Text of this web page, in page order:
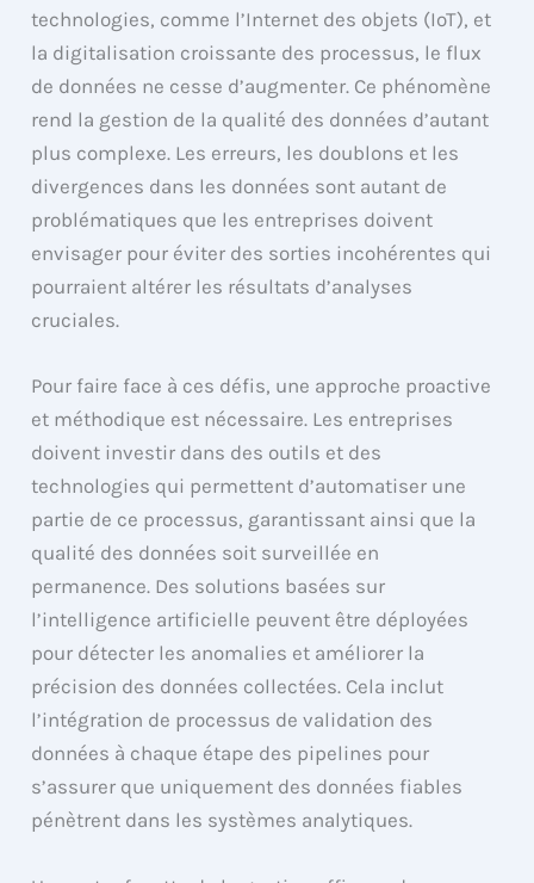
technologies, comme l’Internet des objets (IoT), et
la digitalisation croissante des processus, le flux
de données ne cesse d’augmenter. Ce phénomène
rend la gestion de la qualité des données d’autant
plus complexe. Les erreurs, les doublons et les
divergences dans les données sont autant de
problématiques que les entreprises doivent
envisager pour éviter des sorties incohérentes qui
pourraient altérer les résultats d’analyses
cruciales.
Pour faire face à ces défis, une approche proactive
et méthodique est nécessaire. Les entreprises
doivent investir dans des outils et des
technologies qui permettent d’automatiser une
partie de ce processus, garantissant ainsi que la
qualité des données soit surveillée en
permanence. Des solutions basées sur
l’intelligence artificielle peuvent être déployées
pour détecter les anomalies et améliorer la
précision des données collectées. Cela inclut
l’intégration de processus de validation des
données à chaque étape des pipelines pour
s’assurer que uniquement des données fiables
pénètrent dans les systèmes analytiques.